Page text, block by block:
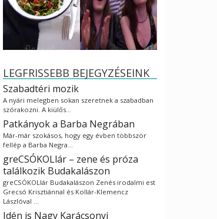
LEGFRISSEBB BEJEGYZÉSEINK
Szabadtéri mozik
A nyári melegben sokan szeretnek a szabadban
szórakozni. A kiülős…
Patkányok a Barba Negrában
Már-már szokásos, hogy egy évben többször
fellép a Barba Negra…
greCSÓKOLlár – zene és próza
találkozik Budakalászon
greCSÓKOLlár Budakalászon Zenés irodalmi est
Grecsó Krisztiánnal és Kollár-Klemencz
Lászlóval …
Idén is Nagy Karácsonyi